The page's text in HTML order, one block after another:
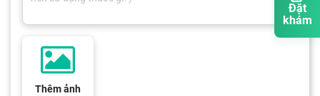
Đặt
khám
Thêm ảnh